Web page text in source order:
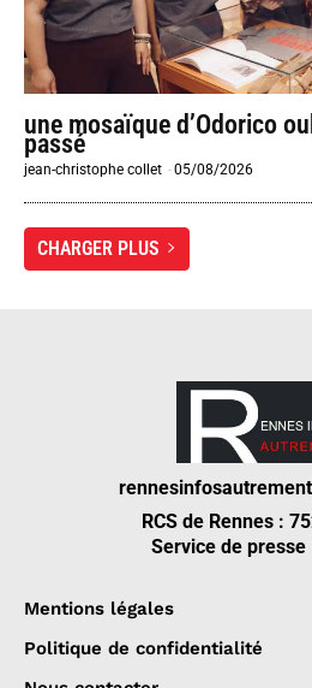
une mosaïque d’Odorico
passé
jean-christophe collet -05/08/2026
CHARGER PLUS
RCS de Rennes :
Service de presse
Mentions légales
Politique de confidentialité